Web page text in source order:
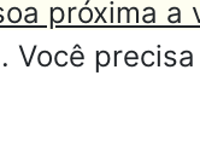
próxima a
Você